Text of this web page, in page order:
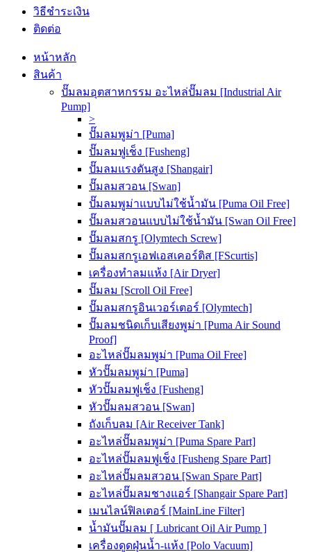
วิธีชำระเงิน
ติดต่อ
หน้าหลัก
สินค้า
ปั๊มลมอุตสาหกรรม อะไหล่ปั๊มลม [Industrial Air
Pump]
>
ปั๊มลมพูม่า [Puma]
ปั๊มลมฟูเช็ง [Fusheng]
ปั๊มลมแรงดันสูง [Shangair]
ปั๊มลมสวอน [Swan]
ปั๊มลมพูม่าแบบไม่ใช้น้ำมัน [Puma Oil Free]
ปั๊มลมสวอนแบบไม่ใช้น้ำมัน [Swan Oil Free]
ปั๊มลมสกรู [Olymtech Screw]
ปั๊มลมสกรูเอฟเอสเคอร์ติส [FScurtis]
เครื่องทำลมแห้ง [Air Dryer]
ปั๊มลม [Scroll Oil Free]
ปั๊มลมสกรูอินเวอร์เตอร์ [Olymtech]
ปั๊มลมชนิดเก็บเสียงพูม่า [Puma Air Sound
Proof]
อะไหล่ปั๊มลมพูม่า [Puma Oil Free]
หัวปั๊มลมพูม่า [Puma]
หัวปั๊มลมฟูเช็ง [Fusheng]
หัวปั๊มลมสวอน [Swan]
ถังเก็บลม [Air Receiver Tank]
อะไหล่ปั๊มลมพูม่า [Puma Spare Part]
อะไหล่ปั๊มลมฟูเช็ง [Fusheng Spare Part]
อะไหล่ปั๊มลมสวอน [Swan Spare Part]
อะไหล่ปั๊มลมชางแอร์ [Shangair Spare Part]
เมนไลน์ฟิลเตอร์ [MainLine Filter]
น้ำมันปั๊มลม [ Lubricant Oil Air Pump ]
เครื่องดูดฝุ่นน้ำ-แห้ง [Polo Vacuum]